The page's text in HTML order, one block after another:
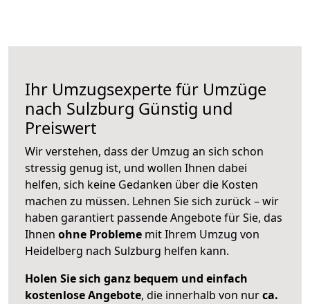
Ihr Umzugsexperte für Umzüge
nach Sulzburg Günstig und
Preiswert
Wir verstehen, dass der Umzug an sich schon
stressig genug ist, und wollen Ihnen dabei
helfen, sich keine Gedanken über die Kosten
machen zu müssen. Lehnen Sie sich zurück – wir
haben garantiert passende Angebote für Sie, das
Ihnen ohne Probleme mit Ihrem Umzug von
Heidelberg nach Sulzburg helfen kann.
Holen Sie sich ganz bequem und einfach
kostenlose Angebote, die innerhalb von nurca.